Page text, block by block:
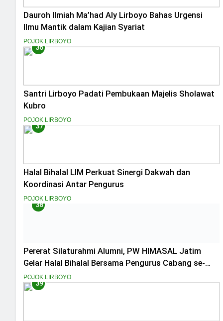
Dauroh Ilmiah Ma’had Aly Lirboyo Bahas Urgensi
Ilmu Mantik dalam Kajian Syariat
POJOK LIRBOYO
36
Santri Lirboyo Padati Pembukaan Majelis Sholawat
Kubro
POJOK LIRBOYO
37
Halal Bihalal LIM Perkuat Sinergi Dakwah dan
Koordinasi Antar Pengurus
POJOK LIRBOYO
38
Pererat Silaturahmi Alumni, PW HIMASAL Jatim
Gelar Halal Bihalal Bersama Pengurus Cabang se-
Jawa Timur
POJOK LIRBOYO
39